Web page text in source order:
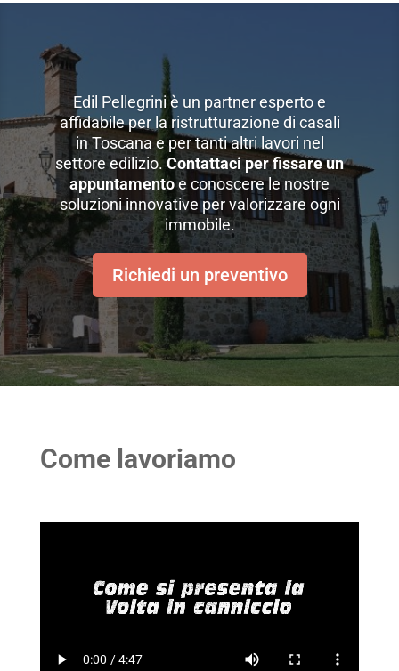
Edil Pellegrini è un partner esperto e
affidabile per la ristrutturazione di casali
in Toscana e per tanti altri lavori nel
settore edilizio.Contattaci per fissare un
appuntamentoe conoscere le nostre
soluzioni innovative per valorizzare ogni
immobile.
Richiedi un preventivo
Come lavoriamo